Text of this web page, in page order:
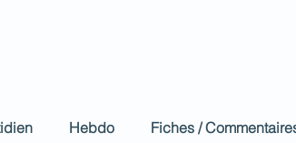
Hebdo Fiches /